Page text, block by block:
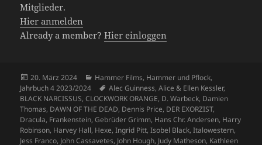
Mitglieder.
Hier anmelden
Already a member?Hier einloggen
Veröffentlicht
am
20. März 2024 Kategorien
Hammer Films, Hammer und Pflock,
Jahrbuch 4 2023/2024
Schlagwörter
Alec Guinness,Alice & Ellen Kessler,
BLACK NARCISSUS,CLOCKWORK ORANGE, D. Warbeck, Damien
Thomas, DAWN OF THE DEAD, Dennis Price, DER EXORZIST,
Dracula, Frankenstein,Gebrüder Grimm, Hans Chr. Andersen, Harry
Robinson, Harvey Hall, Hexe,Ingrid Pitt,Isobel Black,Italowestern,
Jess Franco, John Cassavetes, John Hough, Judy Matheson, Kathleen